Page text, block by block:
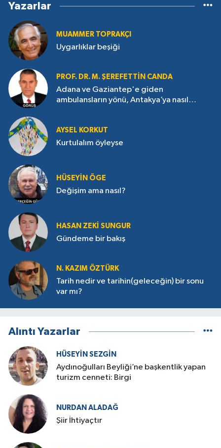
Yazarlar
MUAMMER TOPRAKÇI
Uygarlıklar beşiği
PROF. DR. M. ŞEREFETTIN CANDA
Adana ve Gaziantep'e giden
ambulansların yönü, Antakya’ya nasıl
AYSEL KORKUT
Kurtulalım öyleyse
HÜSEYIN ÖGE
Değişim ama nasıl?
HASAN ZEKI SUNGUR
Gündeme bir bakış
N. KAZIM ÖZTÜRK
Tarih nedir ve tarihin(geleceğin) bir sonu
var mı?
Alıntı Yazarlar
HÜSEYIN SEZGIN
Aydınoğulları Beyliği’ne başkentlik yapan
turizm cenneti: Birgi
NURDAN ALADAĞ
Şiir İhtiyaçtır